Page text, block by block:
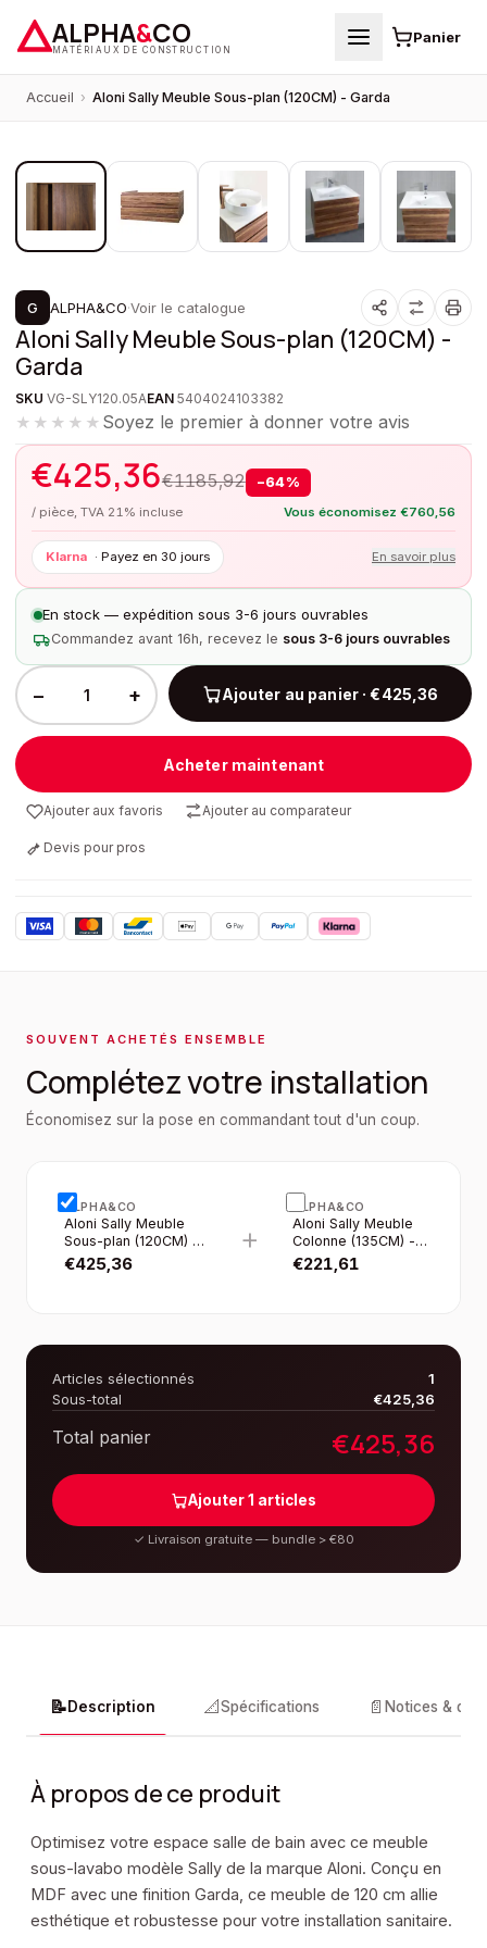
ALPHA&CO
MATÉRIAUX DE CONSTRUCTION
Panier
Accueil › Aloni Sally Meuble Sous-plan (120CM) - Garda
PROMOTION
G ALPHA&CO·Voir le catalogue
Aloni Sally Meuble Sous-plan (120CM) -
Garda
SKU VG-SLY120.05AEAN 5404024103382
★★★★★ Soyez le premier à donner votre avis
€425,36€1185,92 −64%
/ pièce, TVA 21% incluse Vous économisez €760,56
Klarna · Payez en 30 jours En savoir plus
En stock — expédition sous 3-6 jours ouvrables
Commandez avant 16h, recevez le sous 3-6 jours ouvrables
− + Ajouter au panier · €425,36
Acheter maintenant
Ajouter aux favoris Ajouter au comparateur
Devis pour pros
SOUVENT ACHETÉS ENSEMBLE
Complétez votre installation
Économisez sur la pose en commandant tout d'un coup.
ALPHA&CO
Aloni Sally Meuble
Sous-plan (120CM) -
Garda
€425,36
+
ALPHA&CO
Aloni Sally Meuble
Colonne (135CM) -
Garda
€221,61
Articles sélectionnés
1
Sous-total
€425,36
Total panier €425,36
Ajouter1 articles
✓ Livraison gratuite — bundle > €80
📝Description 📐Spécifications 📄 Notices &
À propos de ce produit
Optimisez votre espace salle de bain avec ce meuble
sous-lavabo modèle Sally de la marque Aloni. Conçu en
MDF avec une finition Garda, ce meuble de 120 cm allie
esthétique et robustesse pour votre installation sanitaire.